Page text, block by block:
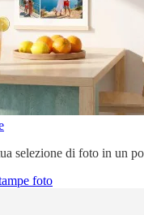
selezione di foto in un
foto